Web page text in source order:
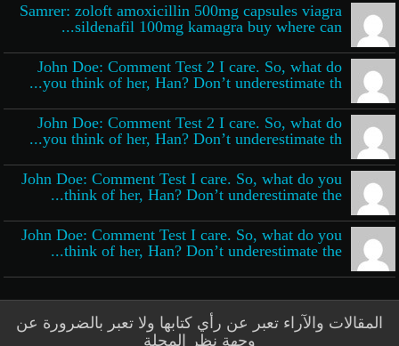
Samrer: zoloft amoxicillin 500mg capsules viagra
sildenafil 100mg kamagra buy where can...
John Doe: Comment Test 2 I care. So, what do
you think of her, Han? Don’t underestimate th...
John Doe: Comment Test 2 I care. So, what do
you think of her, Han? Don’t underestimate th...
John Doe: Comment Test I care. So, what do you
think of her, Han? Don’t underestimate the...
John Doe: Comment Test I care. So, what do you
think of her, Han? Don’t underestimate the...
المقالات والآراء تعبر عن رأي كتابها ولا تعبر بالضرورة عن
وجهة نظر المجلة